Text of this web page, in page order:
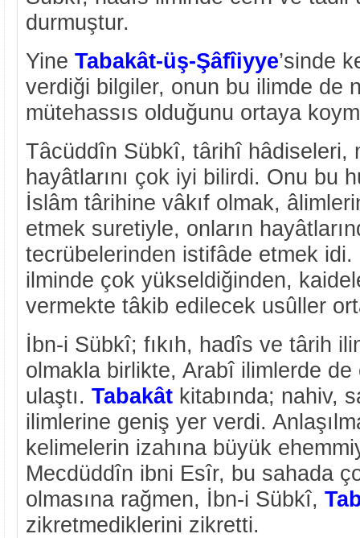
durmuştur.
Yine Tabakât-üş-Şâfîiyye’sinde
verdiği bilgiler, onun bu ilimde de
mütehassıs olduğunu ortaya
Tâcüddîn Sübkî, târihî hâdiseleri,
hayâtlarını çok iyi bilirdi. Onu bu
İslâm târihine vâkıf olmak,
etmek suretiyle, onların
tecrübelerinden istifâde etmek
ilminde çok yükseldiğinden,
vermekte tâkib edilecek usûller
İbn-i Sübkî; fıkıh, hadîs ve târih
olmakla birlikte, Arabî ilimlerde
ulaştı. Tabakât kitabında; nahiv,
ilimlerine geniş yer verdi.
kelimelerin izahına büyük
Mecdüddîn ibni Esîr, bu sahada
olmasına rağmen, İbn-i Sübkî,
zikretmediklerini zikretti.